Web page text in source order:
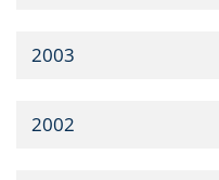
2003
2002